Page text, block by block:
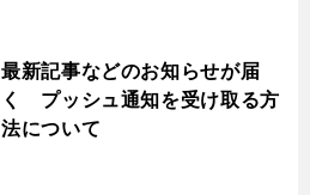
最新記事などのお知らせが届
く プッシュ通知を受け取る方
法について